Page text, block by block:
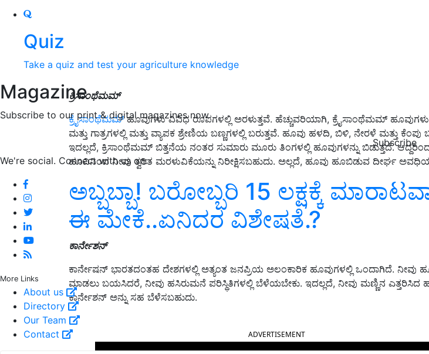
Quiz
Take a quiz and test your agriculture knowledge
Magazine
Subscribe to our print & digital magazines now
Subscribe
We're social. Connect with us on:
More Links
About us
Directory
Our Team
Contact
ಕ್ರಿಸಾಂಥೆಮಮ್
ಕ್ರೈಸಾಂಥೆಮಮ್ಹೂವುಗಳು ವಿವಿಧ ರೂಪಗಳಲ್ಲಿ ಅರಳುತ್ತವೆ. ಹೆಚ್ಚುವರಿಯಾಗಿ, ಕ್ರೈಸಾಂಥೆಮಮ್
ಮತ್ತು ಗಾತ್ರಗಳಲ್ಲಿ ಮತ್ತು ವ್ಯಾಪಕ ಶ್ರೇಣಿಯ ಬಣ್ಣಗಳಲ್ಲಿ ಬರುತ್ತವೆ. ಹೂವು ಹಳದಿ, ಬಿಳಿ, ನೇರಳೆ ಮತ್ತು ಕೆಂಪು
ಇದಲ್ಲದೆ, ಕ್ರಿಸಾಂಥೆಮಮ್ ಬಿತ್ತನೆಯ ನಂತರ ಸುಮಾರು ಮೂರು ತಿಂಗಳಲ್ಲಿ ಹೂವುಗಳನ್ನು ಬಿಡುತ್ತದೆ.
ಹೂವಿನಿಂದ ನೀವು ತ್ವರಿತ ಮರಳುವಿಕೆಯನ್ನು ನಿರೀಕ್ಷಿಸಬಹುದು. ಅಲ್ಲದೆ, ಹೂವು ಹೂಬಿಡುವ ದೀರ್ಘ
ಅಬ್ಬಬ್ಬಾ! ಬರೋಬ್ಬರಿ 15 ಲಕ್ಷಕ್ಕೆ
ಈ ಮೇಕೆ..ಏನಿದರ ವಿಶೇಷತೆ.?
ಕಾರ್ನೇಶನ್
ಕಾರ್ನೇಷನ್ ಭಾರತದಂತಹ ದೇಶಗಳಲ್ಲಿ ಅತ್ಯಂತ ಜನಪ್ರಿಯ ಅಲಂಕಾರಿಕ ಹೂವುಗಳಲ್ಲಿ ಒಂದಾಗಿದೆ. ನೀವು
ಮಾಡಲು ಬಯಸಿದರೆ, ನೀವು ಹಸಿರುಮನೆ ಪರಿಸ್ಥಿತಿಗಳಲ್ಲಿ ಬೆಳೆಯಬೇಕು. ಇದಲ್ಲದೆ, ನೀವು ಮಣ್ಣಿನ ಎತ್ತರಿಸಿದ
ಕಾರ್ನೇಶನ್ ಅನ್ನು ಸಹ ಬೆಳೆಸಬಹುದು.